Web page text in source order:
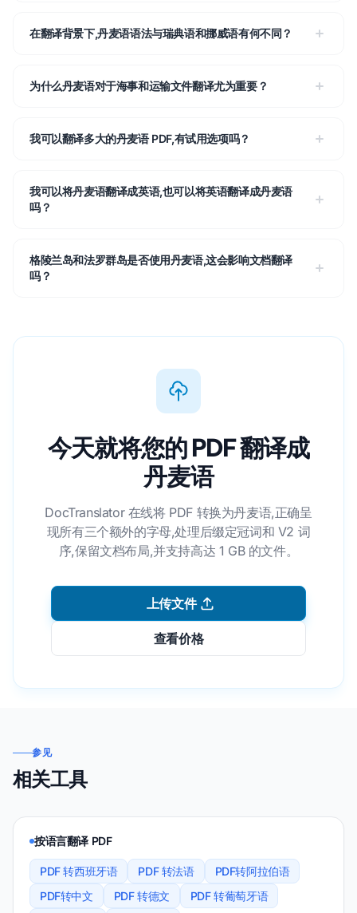
在翻译背景下,丹麦语语法与瑞典语和挪威语有何不同？
为什么丹麦语对于海事和运输文件翻译尤为重要？
我可以翻译多大的丹麦语 PDF,有试用选项吗？
我可以将丹麦语翻译成英语,也可以将英语翻译成丹麦语
吗？
格陵兰岛和法罗群岛是否使用丹麦语,这会影响文档翻译
吗？
今天就将您的 PDF 翻译成
丹麦语
DocTranslator 在线将 PDF 转换为丹麦语,正确呈
现所有三个额外的字母,处理后缀定冠词和 V2 词
序,保留文档布局,并支持高达 1 GB 的文件。
上传文件
查看价格
参见
相关工具
按语言翻译 PDF
PDF 转西班牙语 PDF 转法语
PDF转阿拉伯语
PDF转中文
PDF 转德文
PDF 转葡萄牙语